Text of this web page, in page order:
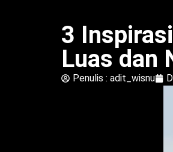
3
Luas dan
Penulis : adit_wisnu